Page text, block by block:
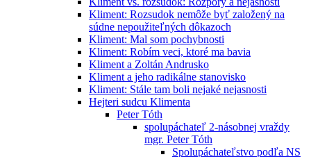
Kliment: Rozsudok nemôže byť založený na
súdne nepoužiteľných dôkazoch
Kliment: Mal som pochybnosti
Kliment: Robím veci, ktoré ma bavia
Kliment a Zoltán Andrusko
Kliment a jeho radikálne stanovisko
Kliment: Stále tam boli nejaké nejasnosti
Hejteri sudcu Klimenta
Peter Tóth
spolupáchateľ 2-násobnej vraždy
mgr. Peter Tóth
Spolupáchateľstvo podľa NS